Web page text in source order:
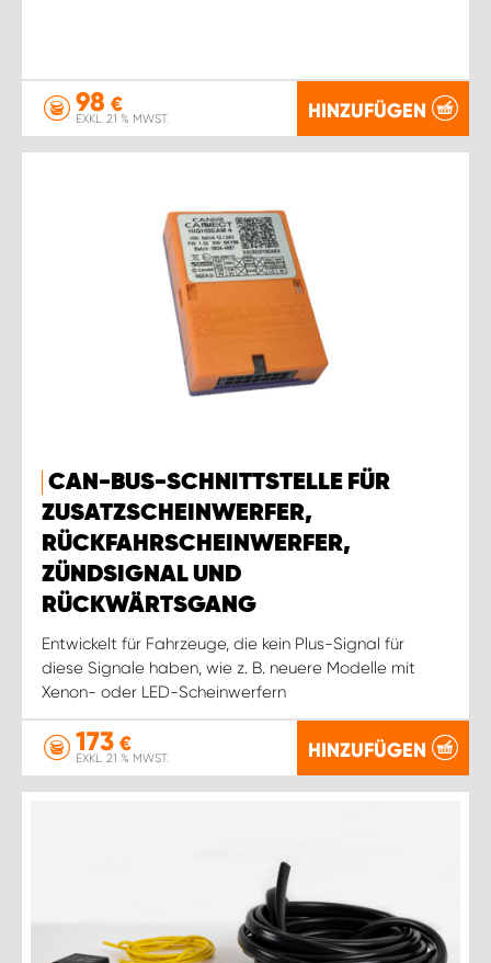
98 €
EXKL. 21 % MWST. HINZUFÜGEN
CAN-BUS-SCHNITTSTELLE FÜR
ZUSATZSCHEINWERFER,
RÜCKFAHRSCHEINWERFER,
ZÜNDSIGNAL UND
RÜCKWÄRTSGANG
Entwickelt für Fahrzeuge, die kein Plus-Signal für
diese Signale haben, wie z. B. neuere Modelle mit
Xenon- oder LED-Scheinwerfern
173 €
EXKL. 21 % MWST. HINZUFÜGEN